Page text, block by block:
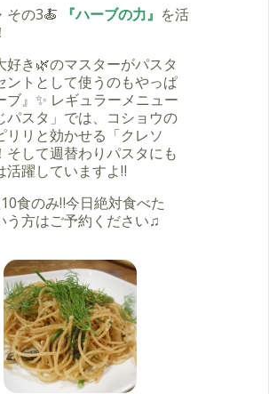
その3🍝
『ハーブの力』 を活
好き🌿のマスターがパスタ
ントとして使うのもやっぱ
ブ』✨ レギュラーメニュー
パスタ」では、コショウの
リリと効かせる「クレソ
そして週替わりパスタにも
活躍していますよ‼
食のみ‼今日絶対食べた
う方はご予約ください♫